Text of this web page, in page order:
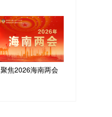
聚焦2026海南两会